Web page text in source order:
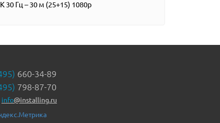
30 Гц – 30 м (25+15) 1080p
660-34-89
798-87-70
info@installing.ru